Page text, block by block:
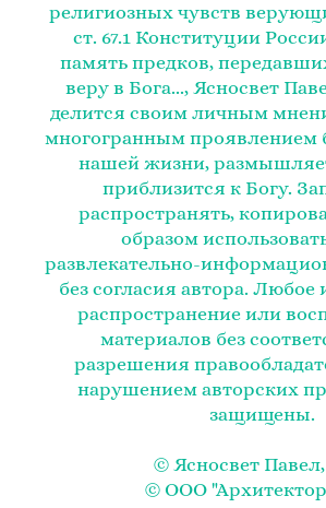
религиозных чувств
ст. 67.1 Конституции
память предков,
веру в Бога..., Ясносвет
делится своим личным
многогранным проявлением
нашей жизни,
приблизится к Богу.
распространять,
образом
развлекательно-
без согласия автора. Любое
распространение или
материалов без
разрешения
нарушением авторских
защищены.
© Ясносвет Павел,
© ООО